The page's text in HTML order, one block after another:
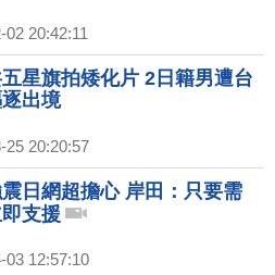
02 20:42:11
星旗拍矮化片 2日籍男遭台
出境
25 20:20:57
日網超擔心 岸田：只要需
支援
03 12:57:10